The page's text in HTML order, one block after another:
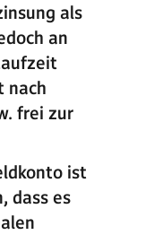
als
an
nach
frei zur
ist
dass es